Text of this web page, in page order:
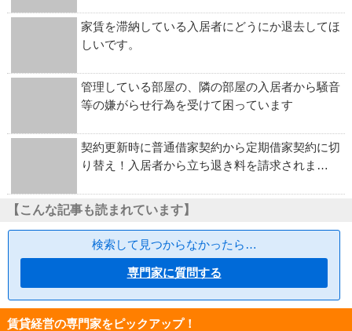
家賃を滞納している入居者にどうにか退去してほ
しいです。
管理している部屋の、隣の部屋の入居者から騒音
等の嫌がらせ行為を受けて困っています
契約更新時に普通借家契約から定期借家契約に切
り替え！入居者から立ち退き料を請求されま…
【こんな記事も読まれています】
検索して見つからなかったら…
専門家に質問する
賃貸経営の専門家をピックアップ！